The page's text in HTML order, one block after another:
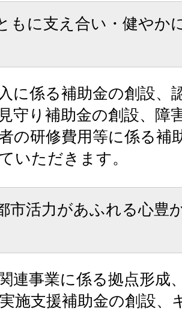
もに支え合い・健やか
に係る補助金の創設、
守り補助金の創設、障
の研修費用等に係る
いただきます。
市活力があふれる心豊
連事業に係る拠点形成
施支援補助金の創設、